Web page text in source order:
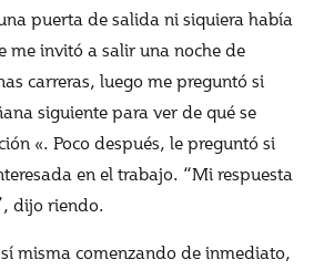
puerta de salida ni siquiera había
me invitó a salir una noche de
carreras, luego me preguntó si
siguiente para ver de qué se
«. Poco después, le preguntó si
en el trabajo. “Mi respuesta
dijo riendo.
misma comenzando de inmediato,